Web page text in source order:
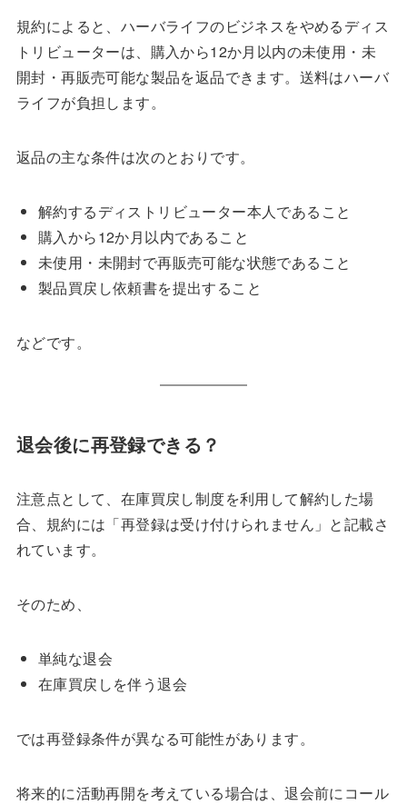
規約によると、ハーバライフのビジネスをやめるディス
トリビューターは、購入から12か月以内の未使用・未
開封・再販売可能な製品を返品できます。送料はハーバ
ライフが負担します。
返品の主な条件は次のとおりです。
解約するディストリビューター本人であること
購入から12か月以内であること
未使用・未開封で再販売可能な状態であること
製品買戻し依頼書を提出すること
などです。
退会後に再登録できる？
注意点として、在庫買戻し制度を利用して解約した場
合、規約には「再登録は受け付けられません」と記載さ
れています。
そのため、
単純な退会
在庫買戻しを伴う退会
では再登録条件が異なる可能性があります。
将来的に活動再開を考えている場合は、退会前にコール